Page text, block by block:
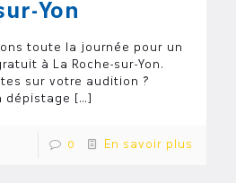
Yon
toute la journée pour un
à La Roche-sur-Yon.
sur votre audition ?
dépistage
[…]
0 En savoir plus